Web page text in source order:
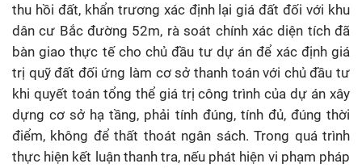
thu hồi đất, khẩn trương xác định lại giá đất đối với khu
dân cư Bắc đường 52m, rà soát chính xác diện tích đã
bàn giao thực tế cho chủ đầu tư dự án để xác định giá
trị quỹ đất đối ứng làm cơ sở thanh toán với chủ đầu tư
khi quyết toán tổng thể giá trị công trình của dự án xây
dựng cơ sở hạ tầng, phải tính đúng, tính đủ, đúng thời
điểm, không để thất thoát ngân sách. Trong quá trình
thực hiện kết luận thanh tra, nếu phát hiện vi phạm pháp